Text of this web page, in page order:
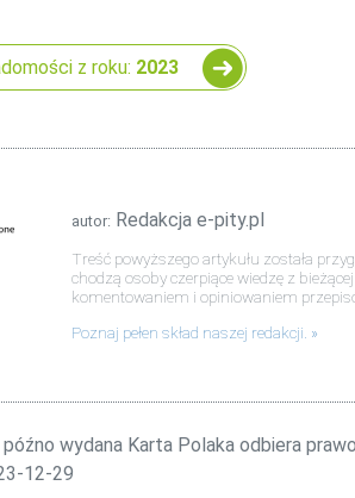
z roku: 2023
autor: Redakcja e-pity.pl
Treść powyższego artykułu została
chodzą osoby czerpiące wiedzę z
komentowaniem i opiniowaniem
Poznaj pełen skład naszej redakcji.
wydana Karta Polaka odbiera
12-29